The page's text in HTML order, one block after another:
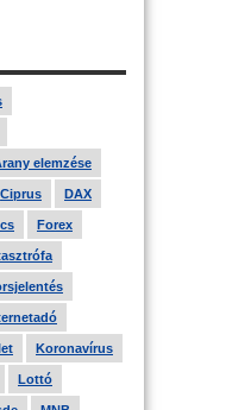
elemzése
Ciprus DAX
Forex
Koronavírus
Lottó